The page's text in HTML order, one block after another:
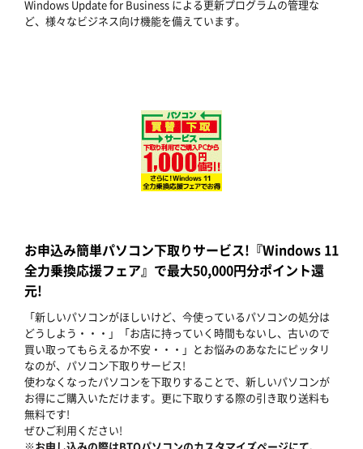
Windows Update for Business による更新プログラムの管理な
ど、様々なビジネス向け機能を備えています。
お申込み簡単パソコン下取りサービス!『Windows 11
全力乗換応援フェア』で最大50,000円分ポイント還
元!
「新しいパソコンがほしいけど、今使っているパソコンの処分は
どうしよう・・・」「お店に持っていく時間もないし、古いので
買い取ってもらえるか不安・・・」とお悩みのあなたにピッタリ
なのが、パソコン下取りサービス!
使わなくなったパソコンを下取りすることで、新しいパソコンが
お得にご購入いただけます。更に下取りする際の引き取り送料も
無料です!
ぜひご利用ください!